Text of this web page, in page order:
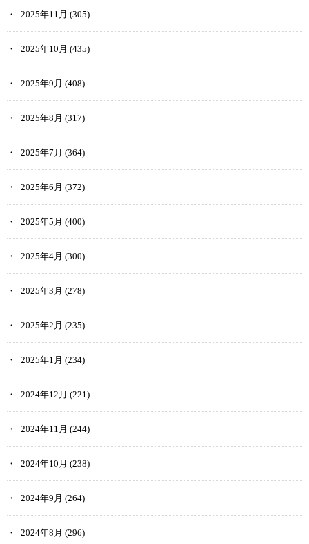
2025年11月 (305)
2025年10月 (435)
2025年9月 (408)
2025年8月 (317)
2025年7月 (364)
2025年6月 (372)
2025年5月 (400)
2025年4月 (300)
2025年3月 (278)
2025年2月 (235)
2025年1月 (234)
2024年12月 (221)
2024年11月 (244)
2024年10月 (238)
2024年9月 (264)
2024年8月 (296)